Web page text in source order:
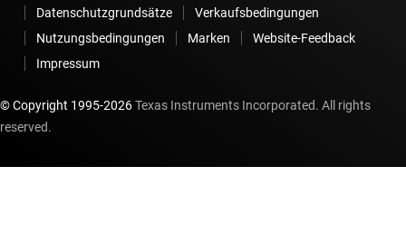
Datenschutzgrundsätze
Verkaufsbedingungen
Nutzungsbedingungen
Marken
Website-Feedback
Impressum
© Copyright 1995-2026Texas Instruments Incorporated. All rights
reserved.